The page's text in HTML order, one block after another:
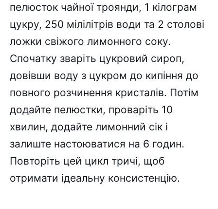
пелюсток чайної троянди, 1 кілограм
цукру, 250 мілілітрів води та 2 столові
ложки свіжого лимонного соку.
Спочатку зваріть цукровий сироп,
довівши воду з цукром до кипіння до
повного розчинення кристалів. Потім
додайте пелюстки, проваріть 10
хвилин, додайте лимонний сік і
залиште настоюватися на 6 годин.
Повторіть цей цикл тричі, щоб
отримати ідеальну консистенцію.